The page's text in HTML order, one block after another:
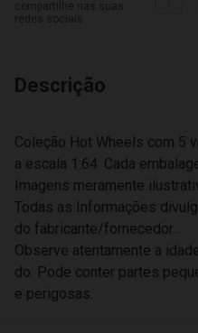
Descrição
Coleção Hot Wheels com 5
a escala 1:64. Cada
Imagens meramente
Todas as Informações
do fabricante/fornecedor.
Observe atentamente a
do. Pode conter partes
e perigosas.